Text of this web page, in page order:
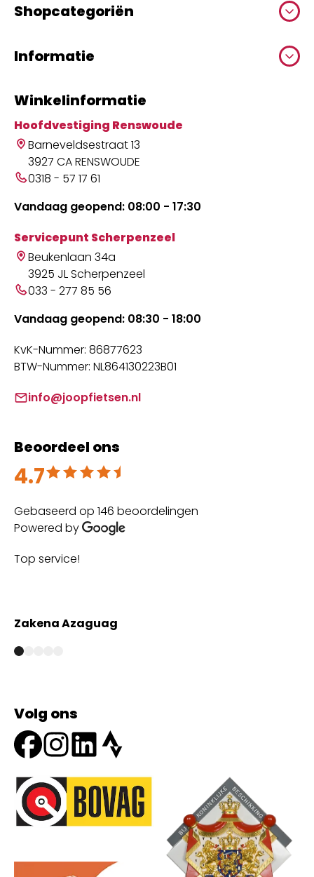
Shopcategoriën
Informatie
Winkelinformatie
Hoofdvestiging Renswoude
Barneveldsestraat 13
3927 CA RENSWOUDE
0318 - 57 17 61
Vandaag geopend: 08:00 - 17:30
Servicepunt Scherpenzeel
Beukenlaan 34a
3925 JL Scherpenzeel
033 - 277 85 56
Vandaag geopend: 08:30 - 18:00
KvK-Nummer: 86877623
BTW-Nummer: NL864130223B01
info@joopfietsen.nl
Beoordeel ons
4.7
Beoordeeld met 4.7 uit 5
Gebaseerd op 146 beoordelingen
Powered by
Top service!
Zakena Azaguag
Volg ons
Onze partners